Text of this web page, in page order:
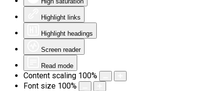
Highlight links
Highlight headings
Screen reader
Read mode
Content scaling 100%
Font size 100%